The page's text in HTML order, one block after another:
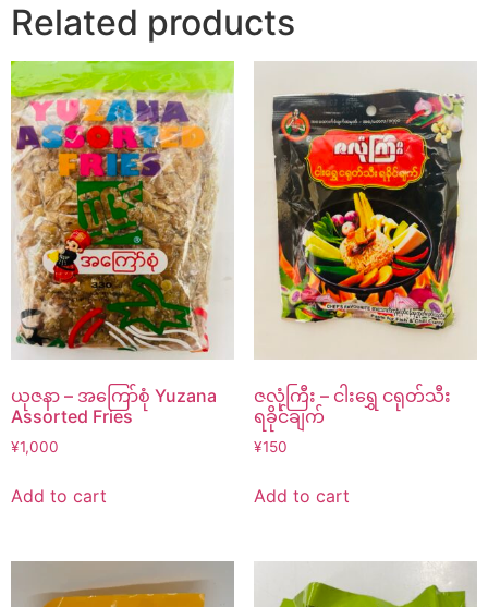
Related products
ယုဇနာ – အကြော်စုံ Yuzana
Assorted Fries
¥1,000
Add to cart
ဇလုံကြီး – ငါးရွှေ ငရုတ်သီး
ရခိုင်ချက်
¥150
Add to cart